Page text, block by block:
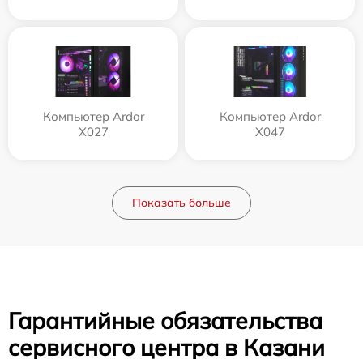
Компьютер Ardor
X027
Компьютер Ardor
X047
Показать больше
Гарантийные обязательства
сервисного центра в Казани